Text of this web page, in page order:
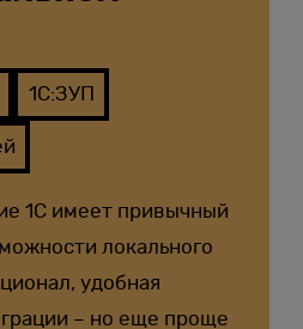
1С:ЗУП
1С имеет привычный
локального
удобная
– но еще проще